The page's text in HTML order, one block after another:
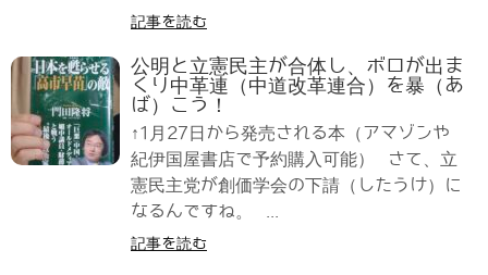
記事を読む
公明と立憲民主が合体し、ボロが出ま
くり中革連（中道改革連合）を暴（あ
ば）こう！
↑1月27日から発売される本（アマゾンや
紀伊国屋書店で予約購入可能） さて、立
憲民主党が創価学会の下請（したうけ）に
なるんですね。 ...
記事を読む